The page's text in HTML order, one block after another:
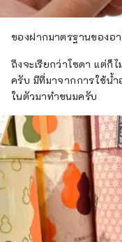
ของฝากมาตรฐานของอ
ถึงจะเรียกว่าโซดา แต่ก็
ครับ มีที่มาจากการใช้น้
ในตัวมาทำขนมครับ